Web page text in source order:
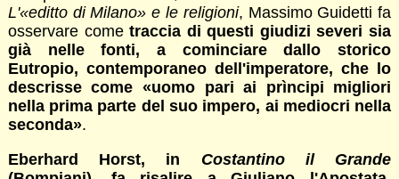
L'«editto di Milano» e le religioni, Massimo Guidetti fa
osservare cometraccia di questi giudizi severi sia
già nelle fonti, a cominciare dallo storico
Eutropio, contemporaneo dell'imperatore, che lo
descrisse come «uomo pari ai prìncipi migliori
nella prima parte del suo impero, ai mediocri nella
seconda».
Eberhard Horst, in Costantino il Grande